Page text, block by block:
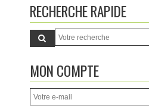
RECHERCHE RAPIDE
MON COMPTE